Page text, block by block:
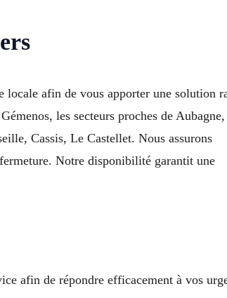
locale afin de vous apporter une solution
les secteurs proches de
Cassis, Le Castellet. Nous assurons
Notre disponibilité garantit une
afin de répondre efficacement à vos